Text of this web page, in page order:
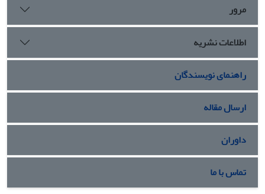
مرور
اطلاعات نشریه
راهنمای نویسندگان
ارسال مقاله
داوران
تماس با ما